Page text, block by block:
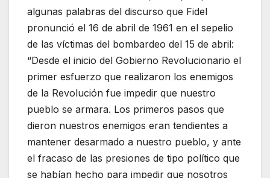
algunas palabras del discurso que Fidel
pronunció el 16 de abril de 1961 en el sepelio
de las víctimas del bombardeo del 15 de abril:
“Desde el inicio del Gobierno Revolucionario el
primer esfuerzo que realizaron los enemigos
de la Revolución fue impedir que nuestro
pueblo se armara. Los primeros pasos que
dieron nuestros enemigos eran tendientes a
mantener desarmado a nuestro pueblo, y ante
el fracaso de las presiones de tipo político que
se habían hecho para impedir que nosotros